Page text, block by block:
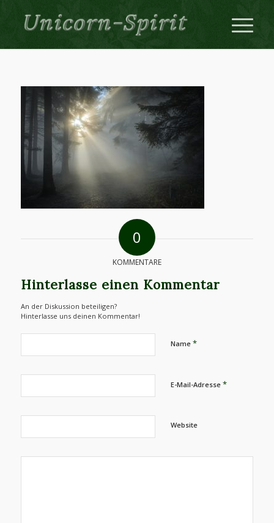
0
KOMMENTARE
Hinterlasse einen Kommentar
An der Diskussion beteiligen?
Hinterlasse uns deinen Kommentar!
Name *
E-Mail-Adresse *
Website